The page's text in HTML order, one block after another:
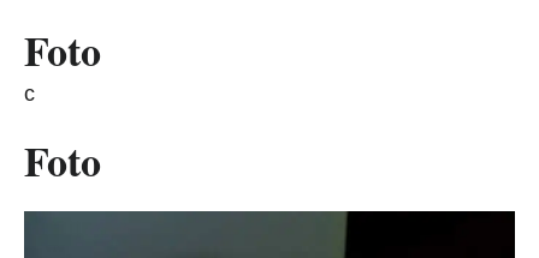
Foto
c
Foto